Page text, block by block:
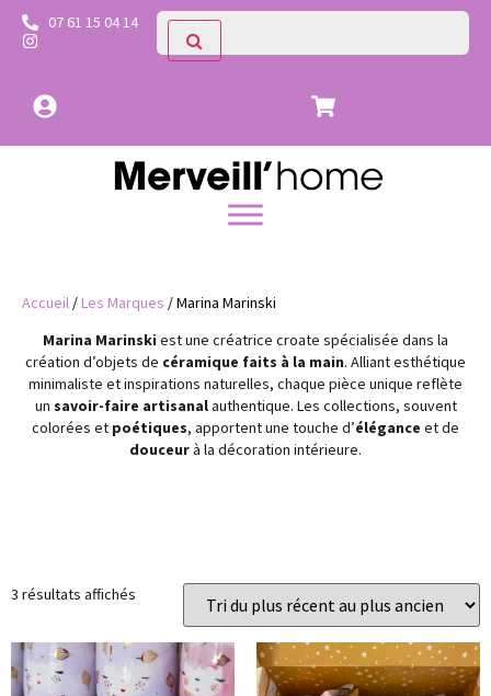
07 61 15 04 14
Accueil /Les Marques / Marina Marinski
Marina Marinski est une créatrice croate spécialisée dans la
création d’objets de céramique faits à la main. Alliant esthétique
minimaliste et inspirations naturelles, chaque pièce unique reflète
un savoir-faire artisanalauthentique. Les collections, souvent
colorées et poétiques, apportent une touche d’élégance et de
douceurà la décoration intérieure.
3 résultats affichés